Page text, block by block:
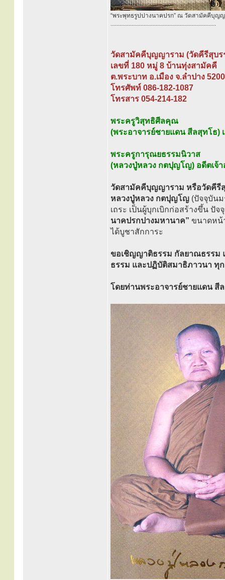
“พระพุทธรูปปางนาคปรก” ณ วัดสามัคคีบุญ
......................................................................
วัดสามัคคีบุญญาราม (วัดคีรีสุบร
เลขที่ 180 หมู่ 8 บ้านทุ่งสามัคคี
ต.พระบาท อ.เมือง จ.ลำปาง
โทรศัพท์ 086-182-1087
โทรสาร 054-214-182
พระครูวิสุทธิศีลคุณ
(พระอาจารย์ชายแดน สีลสุทโธ)
พระครูการุณยธรรมนิวาส
(หลวงปู่หลวง กตปุญโญ) อดีตเจ้า
วัดสามัคคีบุญญาราม หรือวัดคีรี
หลวงปู่หลวง กตปุญโญ (ปัจจุบัน
เถระ เป็นผู้บุกเบิกก่อสร้างขึ้น ปั
นาคปรกปางมหานาค” ขนาดหน้
ได้บูชาสักการะ
ขอเชิญญาติธรรม กัลยาณธรรม
ธรรม และปฏิบัติสมาธิภาวนา ทุก
โดยท่านพระอาจารย์ชายแดน สี